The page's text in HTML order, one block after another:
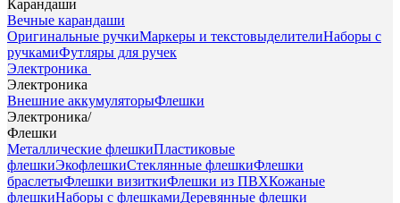
Карандаши
Вечные карандаши
Оригинальные ручкиМаркеры и текстовыделителиНаборы с
ручкамиФутляры для ручек
Электроника
Электроника
Внешние аккумуляторыФлешки
Электроника/
Флешки
Металлические флешкиПластиковые
флешкиЭкофлешкиСтеклянные флешкиФлешки
браслетыФлешки визиткиФлешки из ПВХКожаные
флешкиНаборы с флешкамиДеревянные флешки